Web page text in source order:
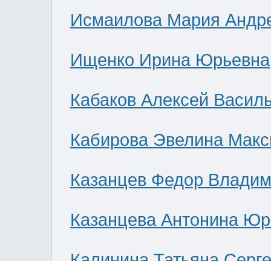
Исмаилова Мария
Ищенко Ирина Юрьевна
Кабаков Алексей
Кабирова Эвелина
Казанцев Федор
Казанцева Антонина